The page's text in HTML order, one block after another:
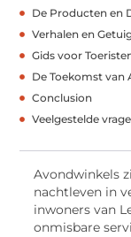
De Producten en
Verhalen en
Gids voor
De Toekomst van
Conclusion
Veelgestelde
Avondwinkels
nachtleven in
inwoners van
onmisbare